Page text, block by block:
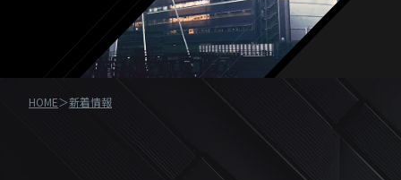
HOME 新着情報